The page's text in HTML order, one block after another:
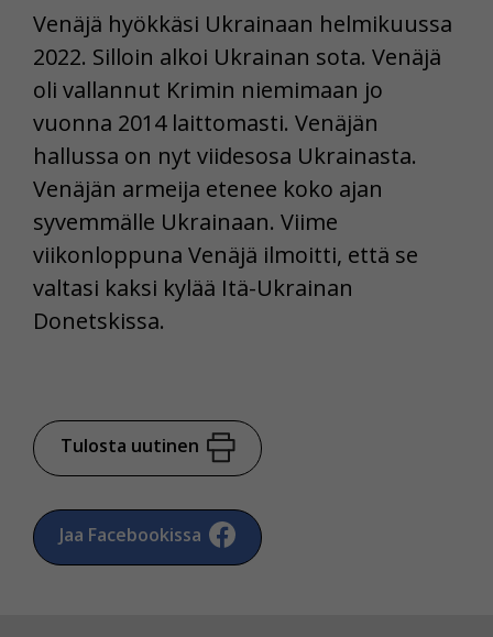
Venäjä hyökkäsi Ukrainaan helmikuussa
2022. Silloin alkoi Ukrainan sota. Venäjä
oli vallannut Krimin niemimaan jo
vuonna 2014 laittomasti. Venäjän
hallussa on nyt viidesosa Ukrainasta.
Venäjän armeija etenee koko ajan
syvemmälle Ukrainaan. Viime
viikonloppuna Venäjä ilmoitti, että se
valtasi kaksi kylää Itä-Ukrainan
Donetskissa.
Tulosta uutinen
Jaa Facebookissa